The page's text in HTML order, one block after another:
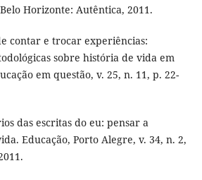
Horizonte: Autêntica, 2011.
contar e trocar experiências:
sobre história de vida em
em questão, v. 25, n. 11, p. 22-
das escritas do eu: pensar a
Educação, Porto Alegre, v. 34, n. 2,